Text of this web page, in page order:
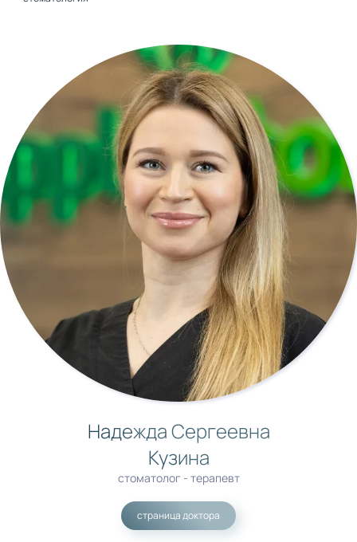
Надежда Сергеевна
Кузина
стоматолог - терапевт
страница доктора